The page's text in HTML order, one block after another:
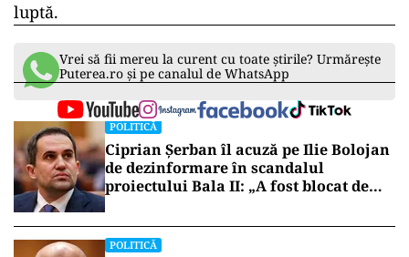
luptă.
Vrei să fii mereu la curent cu toate știrile? Urmărește
Puterea.ro și pe canalul de WhatsApp
POLITICĂ
Ciprian Șerban îl acuză pe Ilie Bolojan
de dezinformare în scandalul
proiectului Bala II: „A fost blocat de
POLITICĂ